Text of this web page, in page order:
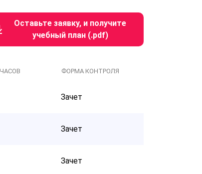
Оставьте заявку, и получите
учебный план (.pdf)
ФОРМА КОНТРОЛЯ
Зачет
Зачет
Зачет